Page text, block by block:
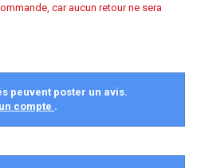
car aucun retour ne sera
peuvent poster un avis.
compte .